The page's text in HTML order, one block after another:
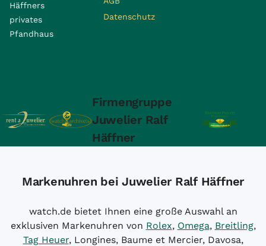
Häffners
privates
Pfandhaus
Datenschutz
Firmengruppe
Juwelier Ralf
Häffner
Markenuhren bei Juwelier Ralf Häffner
watch.de bietet Ihnen eine große Auswahl an
exklusiven Markenuhren von Rolex, Omega, Breitling,
Tag Heuer, Longines, Baume et Mercier, Davosa,